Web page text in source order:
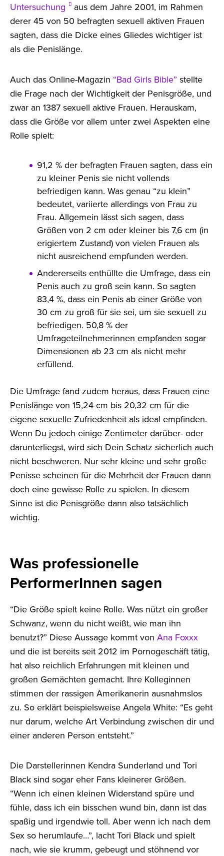
Untersuchung
aus dem Jahre 2001, im Rahmen
derer 45 von 50 befragten sexuell aktiven Frauen
sagten, dass die Dicke eines Gliedes wichtiger ist
als die Penislänge.
Auch das Online-Magazin “Bad Girls Bible” stellte
die Frage nach der Wichtigkeit der Penisgröße, und
zwar an 1387 sexuell aktive Frauen. Herauskam,
dass die Größe vor allem unter zwei Aspekten eine
Rolle spielt:
91,2 % der befragten Frauen sagten, dass ein
zu kleiner Penis sie nicht vollends
befriedigen kann. Was genau “zu klein”
bedeutet, variierte allerdings von Frau zu
Frau. Allgemein lässt sich sagen, dass
Größen von 2 cm oder kleiner bis 7,6 cm (in
erigiertem Zustand) von vielen Frauen als
nicht ausreichend empfunden werden.
Andererseits enthüllte die Umfrage, dass ein
Penis auch zu groß sein kann. So sagten
83,4 %, dass ein Penis ab einer Größe von
30 cm zu groß für sie sei, um sie sexuell zu
befriedigen. 50,8 % der
Umfrageteilnehmerinnen empfanden sogar
Dimensionen ab 23 cm als nicht mehr
erfüllend.
Die Umfrage fand zudem heraus, dass Frauen eine
Penislänge von 15,24 cm bis 20,32 cm für die
eigene sexuelle Zufriedenheit als ideal empfinden.
Wenn Du jedoch einige Zentimeter darüber- oder
darunterliegst, wird sich Dein Schatz sicherlich auch
nicht beschweren. Nur sehr kleine und sehr große
Penisse scheinen für die Mehrheit der Frauen dann
doch eine gewisse Rolle zu spielen. In diesem
Sinne ist die Penisgröße dann also tatsächlich
wichtig.
Was professionelle
PerformerInnen sagen
“Die Größe spielt keine Rolle. Was nützt ein großer
Schwanz, wenn du nicht weißt, wie man ihn
benutzt?” Diese Aussage kommt von Ana Foxxx
und die ist bereits seit 2012 im Pornogeschäft tätig,
hat also reichlich Erfahrungen mit kleinen und
großen Gemächten gemacht. Ihre Kolleginnen
stimmen der rassigen Amerikanerin ausnahmslos
zu. So erklärt beispielsweise Angela White: “Es geht
nur darum, welche Art Verbindung zwischen dir und
einer anderen Person entsteht.”
Die Darstellerinnen Kendra Sunderland und Tori
Black sind sogar eher Fans kleinerer Größen.
“Wenn ich einen kleinen Widerstand spüre und
fühle, dass ich ein bisschen wund bin, dann ist das
spaßig und irgendwie toll. Aber wenn ich nach dem
Sex so herumlaufe…”, lacht Tori Black und spielt
nach, wie sie krumm, gebeugt und stöhnend vor